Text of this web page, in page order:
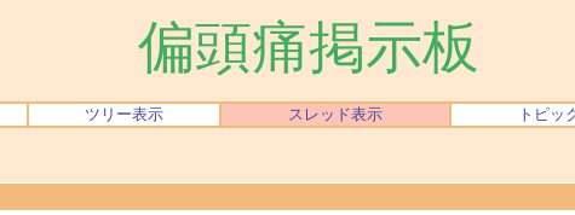
偏頭痛掲示板
ツリー表示 スレッド表示 トピッ